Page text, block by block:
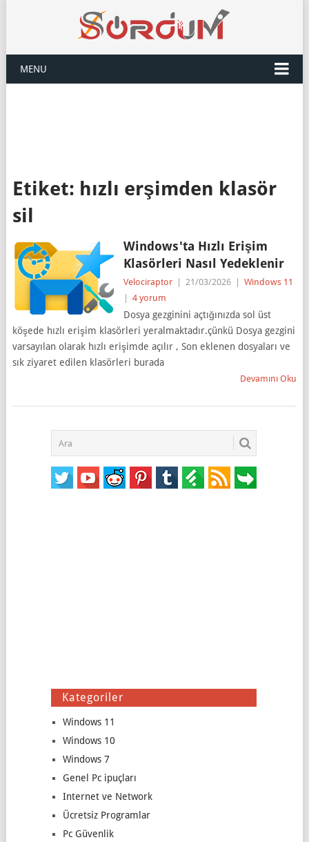
MENU
Etiket: hızlı erşimden klasör
sil
Windows'ta Hızlı Erişim
Klasörleri Nasıl Yedeklenir
Velociraptor 21/03/2026
Windows 11
4 yorum
Dosya gezginini açtığınızda sol üst
köşede hızlı erişim klasörleri yeralmaktadır.çünkü Dosya gezgini
varsayılan olarak hızlı erişimde açılır , Son eklenen dosyaları ve
sık ziyaret edilen klasörleri burada
Devamını Oku
Kategoriler
Windows 11
Windows 10
Windows 7
Genel Pc ipuçları
Internet ve Network
Ücretsiz Programlar
Pc Güvenlik